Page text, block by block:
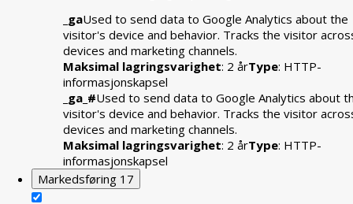
_gaUsed to send data to Google Analytics about the
visitor's device and behavior. Tracks the visitor
devices and marketing channels.
Maksimal lagringsvarighet: 2 årType: HTTP-
informasjonskapsel
_ga_#Used to send data to Google Analytics about
visitor's device and behavior. Tracks the visitor
devices and marketing channels.
Maksimal lagringsvarighet: 2 årType: HTTP-
informasjonskapsel
Markedsføring 17